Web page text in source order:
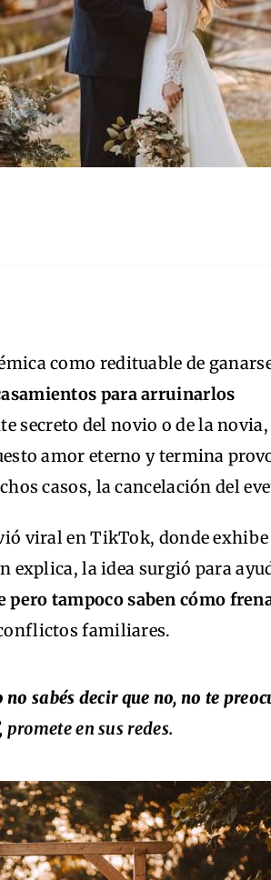
como redituable de
para arruinarlos
secreto del novio o de la novia,
amor eterno y termina
casos, la cancelación del
viral en TikTok, donde
la idea surgió para
pero tampoco saben cómo
familiares.
sabés decir que no, no te
promete en sus redes.